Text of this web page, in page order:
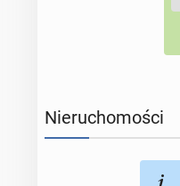
Nieruchomości